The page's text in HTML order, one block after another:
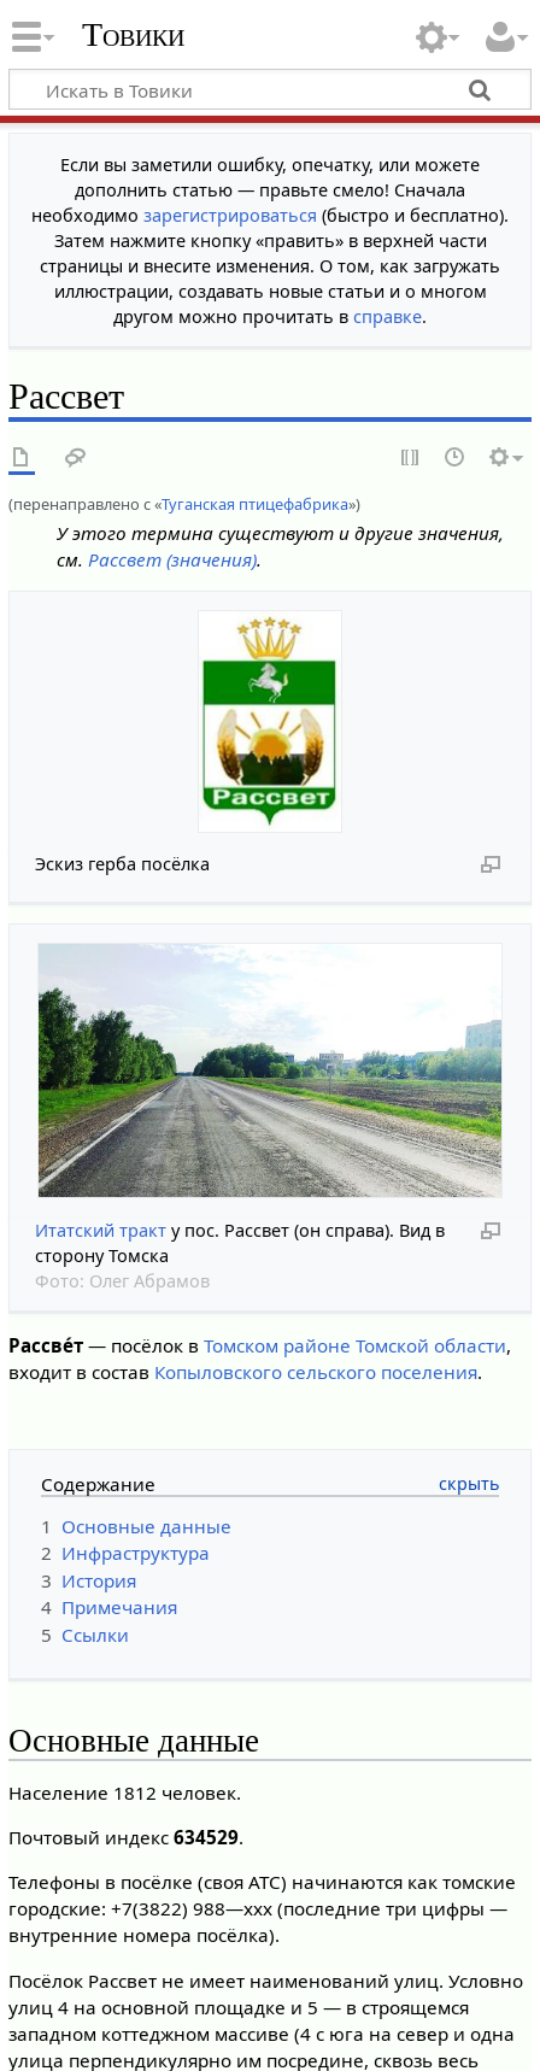
Товики
Если вы заметили ошибку, опечатку, или можете
дополнить статью — правьте смело! Сначала
необходимо зарегистрироваться (быстро и бесплатно).
Затем нажмите кнопку «править» в верхней части
страницы и внесите изменения. О том, как загружать
иллюстрации, создавать новые статьи и о многом
другом можно прочитать в справке.
Рассвет
(перенаправлено с «Туганская птицефабрика»)
У этого термина существуют и другие значения,
см. Рассвет (значения).
Эскиз герба посёлка
Итатский тракт у пос. Рассвет (он справа). Вид в
сторону Томска
Фото: Олег Абрамов
Рассве́т— посёлок в Томском районе Томской области,
входит в состав Копыловского сельского поселения.
Содержание
1 Основные данные
2 Инфраструктура
3 История
4 Примечания
5 Ссылки
Основные данные
Население 1812 человек.
Почтовый индекс 634529.
Телефоны в посёлке (своя АТС) начинаются как томские
городские: +7(3822) 988—ххх (последние три цифры —
внутренние номера посёлка).
Посёлок Рассвет не имеет наименований улиц. Условно
улиц 4 на основной площадке и 5 — в строящемся
западном коттеджном массиве (4 с юга на север и одна
улица перпендикулярно им посредине, сквозь весь